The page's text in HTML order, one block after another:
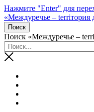
Нажмите "Enter" для
«Междуречье – terriтория
Поиск
Поиск «Междуречье –